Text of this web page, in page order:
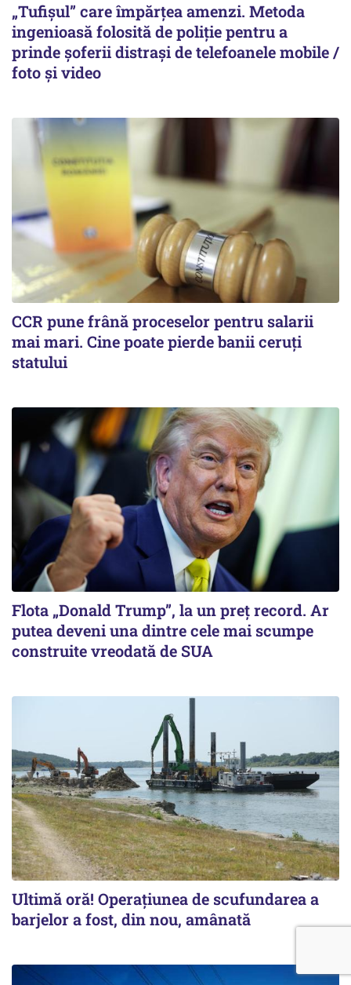
„Tufișul” care împărțea amenzi. Metoda
ingenioasă folosită de poliție pentru a
prinde șoferii distrași de telefoanele mobile /
foto și video
CCR pune frână proceselor pentru salarii
mai mari. Cine poate pierde banii ceruți
statului
Flota „Donald Trump”, la un preț record. Ar
putea deveni una dintre cele mai scumpe
construite vreodată de SUA
Ultimă oră! Operațiunea de scufundarea a
barjelor a fost, din nou, amânată